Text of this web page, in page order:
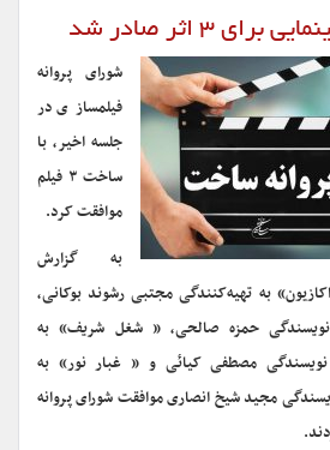
۳ اثر صادر شد
شورای پروانه
فیلمسازی در
جلسه اخیر، با
ساخت ۳ فیلم‌
موافقت کرد.
به گزارش
به تهیه‌کنندگی مجتبی رشوند بوکانی،
نویسندگی حمزه صالحی، « شغل شریف» به
نویسندگی مصطفی کیائی و « غبار نور» به
مجید شیخ انصاری موافقت شورای پروانه